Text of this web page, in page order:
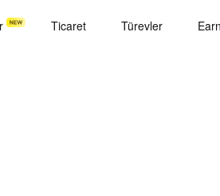
Ticaret Türevler Earn